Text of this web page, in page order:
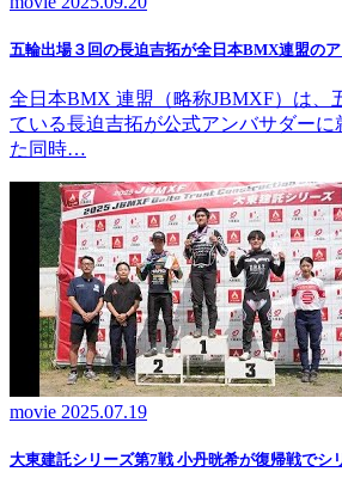
五輪出場３回の長迫吉拓が全日本BMX連盟の
全日本BMX 連盟（略称JBMXF）は、
ている長迫吉拓が公式アンバサダーに
た同時…
movie 2025.07.19
大東建託シリーズ第7戦 ⼩丹晄希が復帰戦でシ